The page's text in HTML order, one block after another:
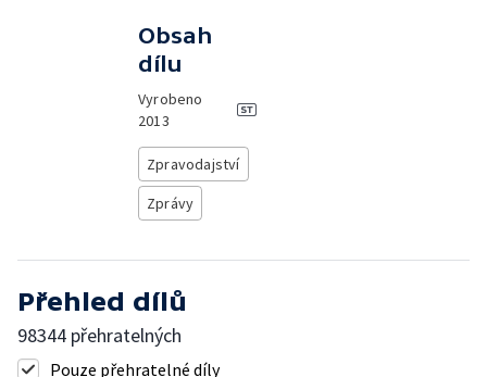
Obsah
dílu
Vyrobeno
2013
Zpravodajství
Zprávy
Přehled dílů
98344 přehratelných
Pouze přehratelné díly